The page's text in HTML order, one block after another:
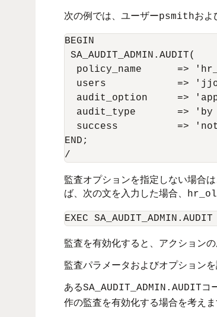
次の例では、ユーザーpsmithおよ
BEGIN
SA_AUDIT_ADMIN.AUDIT(
policy_name      =>
users            =>
audit_option     =>
audit_type       => 'by
success          =>
END;
監査オプションを指定しない場合
ば、次の文を入力した場合、
監査を有効化すると、アクション
監査パラメータおよびオプション
あるSA_AUDIT_ADMIN.AUDITコ
作の監査を有効化する場合を考え